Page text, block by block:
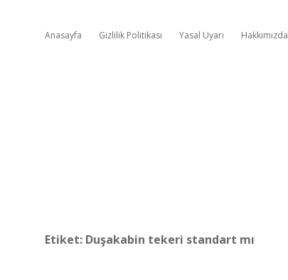
Anasayfa Gizlilik Politikası Yasal Uyarı Hakkımızda
Etiket: Duşakabin tekeri standart mı